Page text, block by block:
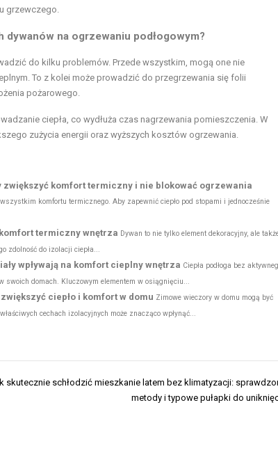
grzewczego.
na ogrzewaniu podłogowym?
do kilku problemów. Przede wszystkim, mogą one nie
To z kolei może prowadzić do przegrzewania się folii
pożarowego.
ciepła, co wydłuża czas nagrzewania pomieszczenia. W
zużycia energii oraz wyższych kosztów ogrzewania.
zwiększyć komfort termiczny i nie blokować ogrzewania
komfortu termicznego. Aby zapewnić ciepło pod stopami i jednocześnie
termiczny wnętrza Dywan to nie tylko element dekoracyjny, ale
zdolność do izolacji ciepła...
wpływają na komfort cieplny wnętrza Ciepła podłoga bez
domach. Kluczowym elementem w osiągnięciu...
ciepło i komfort w domu Zimowe wieczory w domu mogą być
cechach izolacyjnych może znacząco wpłynąć...
skutecznie schłodzić mieszkanie latem bez klimatyzacji:
metody i typowe pułapki do